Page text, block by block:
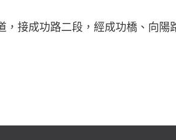
接成功路二段，經成功橋、向